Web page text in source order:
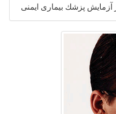
آزمایش پزشك بیماری ایمنی